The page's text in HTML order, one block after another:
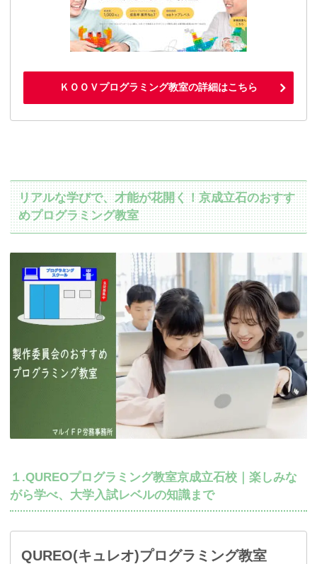
ＫＯＯＶプログラミング教室の詳細はこちら
リアルな学びで、才能が花開く！京成立石のおすす
めプログラミング教室
１.QUREOプログラミング教室京成立石校｜楽しみな
がら学べ、大学入試レベルの知識まで
QUREO(キュレオ)プログラミング教室